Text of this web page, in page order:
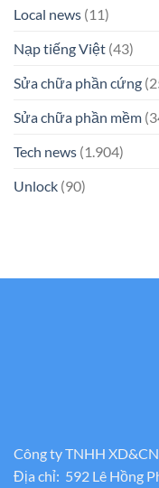
Local news (11)
Nạp tiếng Việt (43)
Sửa chữa phần cứng
Sửa chữa phần mềm
Tech news (1.904)
Unlock (90)
Công ty TNHH
Địa chỉ: 592 Lê Hồng